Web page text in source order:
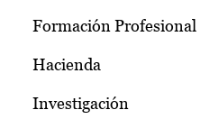
Formación Profesional
Hacienda
Investigación